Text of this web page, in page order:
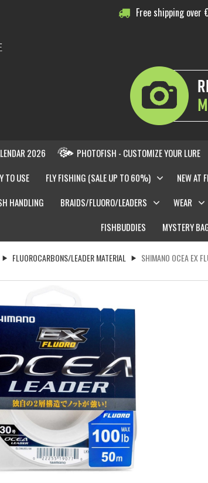
Free shipping over
2026 PHOTOFISH - CUSTOMIZE YOUR LURE
TO USE
FLY FISHING (SALE UP TO 60%) NEW AT
HANDLING BRAIDS/FLUORO/LEADERS WEAR
FISHBUDDIES
MYSTERY
FLUOROCARBONS/LEADER MATERIAL SHIMANO OCEA EX